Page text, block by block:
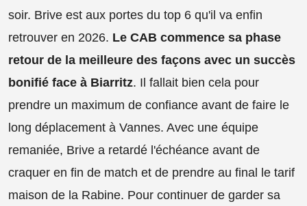
soir. Brive est aux portes du top 6 qu'il va enfin
retrouver en 2026. Le CAB commence sa phase
retour de la meilleure des façons avec un succès
bonifié face à Biarritz. Il fallait bien cela pour
prendre un maximum de confiance avant de faire le
long déplacement à Vannes. Avec une équipe
remaniée, Brive a retardé l'échéance avant de
craquer en fin de match et de prendre au final le tarif
maison de la Rabine. Pour continuer de garder sa